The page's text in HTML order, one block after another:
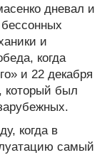
дневал и
и
когда
и 22 декабря
который был
когда в
самый